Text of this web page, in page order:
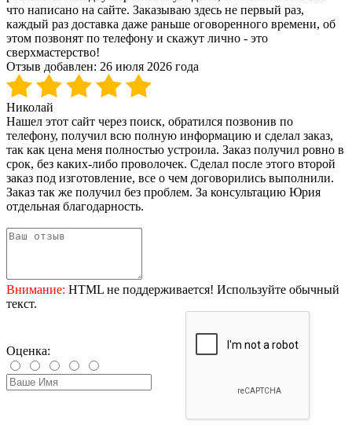
что написано на сайте. Заказываю здесь не первый раз,
каждый раз доставка даже раньше оговоренного времени, об
этом позвонят по телефону и скажут лично - это
сверхмастерство!
Отзыв добавлен: 26 июля 2026 года
Николай
Нашел этот сайт через поиск, обратился позвонив по
телефону, получил всю полную информацию и сделал заказ,
так как цена меня полностью устроила. Заказ получил ровно в
срок, без каких-либо проволочек. Сделал после этого второй
заказ под изготовление, все о чем договорились выполнили.
Заказ так же получил без проблем. За консультацию Юрия
отдельная благодарность.
Внимание: HTML не поддерживается! Используйте обычный
текст.
Оценка: